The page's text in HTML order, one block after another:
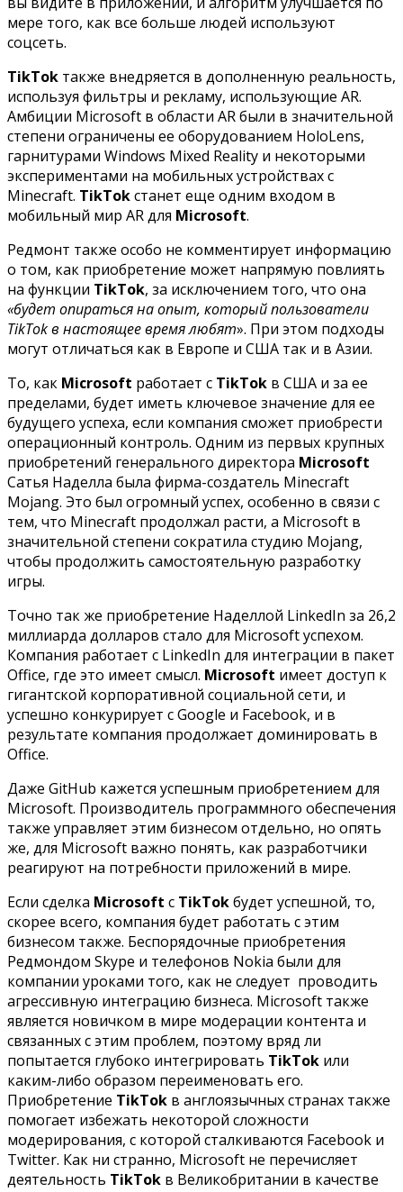
мере того, как все больше людей используют
соцсеть.
TikTok также внедряется в дополненную реальность,
используя фильтры и рекламу, использующие AR.
Амбиции Microsoft в области AR были в значительной
степени ограничены ее оборудованием HoloLens,
гарнитурами Windows Mixed Reality и некоторыми
экспериментами на мобильных устройствах с
Minecraft. TikTokстанет еще одним входом в
мобильный мир AR для Microsoft.
Редмонт также особо не комментирует информацию
о том, как приобретение может напрямую повлиять
на функции TikTok, за исключением того, что она
«будет опираться на опыт, который пользователи
TikTok в настоящее время любят». При этом подходы
могут отличаться как в Европе и США так и в Азии.
То, как Microsoft работает с TikTok в США и за ее
пределами, будет иметь ключевое значение для ее
будущего успеха, если компания сможет приобрести
операционный контроль. Одним из первых крупных
приобретений генерального директора Microsoft
Сатья Наделла была фирма-создатель Minecraft
Mojang. Это был огромный успех, особенно в связи с
тем, что Minecraft продолжал расти, а Microsoft в
значительной степени сократила студию Mojang,
чтобы продолжить самостоятельную разработку
игры.
Точно так же приобретение Наделлой LinkedIn за 26,2
миллиарда долларов стало для Microsoft успехом.
Компания работает с LinkedIn для интеграции в пакет
Office, где это имеет смысл. Microsoft имеет доступ к
гигантской корпоративной социальной сети, и
успешно конкурирует с Google и Facebook, и в
результате компания продолжает доминировать в
Office.
Даже GitHub кажется успешным приобретением для
Microsoft. Производитель программного обеспечения
также управляет этим бизнесом отдельно, но опять
же, для Microsoft важно понять, как разработчики
реагируют на потребности приложений в мире.
Если сделка Microsoft с TikTokбудет успешной, то,
скорее всего, компания будет работать с этим
бизнесом также. Беспорядочные приобретения
Редмондом Skype и телефонов Nokia были для
компании уроками того, как не следует проводить
агрессивную интеграцию бизнеса. Microsoft также
является новичком в мире модерации контента и
связанных с этим проблем, поэтому вряд ли
попытается глубоко интегрировать TikTok или
каким-либо образом переименовать его.
Приобретение TikTok в англоязычных странах также
помогает избежать некоторой сложности
модерирования, с которой сталкиваются Facebook и
Twitter. Как ни странно, Microsoft не перечисляет
деятельность TikTok в Великобритании в качестве